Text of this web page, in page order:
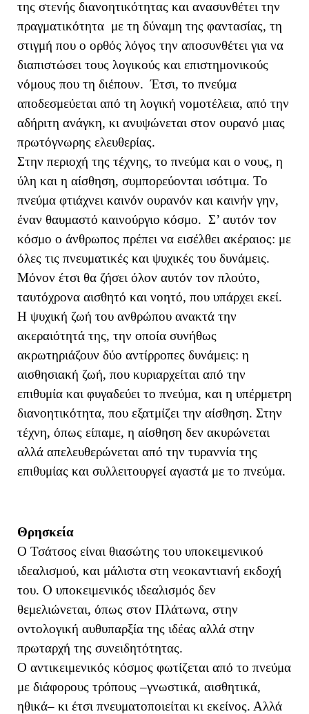
της στενής διανοητικότητας και ανασυνθέτει την
πραγματικότητα με τη δύναμη της φαντασίας, τη
στιγμή που ο ορθός λόγος την αποσυνθέτει για να
διαπιστώσει τους λογικούς και επιστημονικούς
νόμους που τη διέπουν. Έτσι, το πνεύμα
αποδεσμεύεται από τη λογική νομοτέλεια, από την
αδήριτη ανάγκη, κι ανυψώνεται στον ουρανό μιας
πρωτόγνωρης ελευθερίας.
Στην περιοχή της τέχνης, το πνεύμα και ο νους, η
ύλη και η αίσθηση, συμπορεύονται ισότιμα. Το
πνεύμα φτιάχνει καινόν ουρανόν και καινήν γην,
έναν θαυμαστό καινούργιο κόσμο. Σ’ αυτόν τον
κόσμο ο άνθρωπος πρέπει να εισέλθει ακέραιος: με
όλες τις πνευματικές και ψυχικές του δυνάμεις.
Μόνον έτσι θα ζήσει όλον αυτόν τον πλούτο,
ταυτόχρονα αισθητό και νοητό, που υπάρχει εκεί.
Η ψυχική ζωή του ανθρώπου ανακτά την
ακεραιότητά της, την οποία συνήθως
ακρωτηριάζουν δύο αντίρροπες δυνάμεις: η
αισθησιακή ζωή, που κυριαρχείται από την
επιθυμία και φυγαδεύει το πνεύμα, και η υπέρμετρη
διανοητικότητα, που εξατμίζει την αίσθηση. Στην
τέχνη, όπως είπαμε, η αίσθηση δεν ακυρώνεται
αλλά απελευθερώνεται από την τυραννία της
επιθυμίας και συλλειτουργεί αγαστά με το πνεύμα.
Θρησκεία
Ο Τσάτσος είναι θιασώτης του υποκειμενικού
ιδεαλισμού, και μάλιστα στη νεοκαντιανή εκδοχή
του. Ο υποκειμενικός ιδεαλισμός δεν
θεμελιώνεται, όπως στον Πλάτωνα, στην
οντολογική αυθυπαρξία της ιδέας αλλά στην
πρωταρχή της συνειδητότητας.
Ο αντικειμενικός κόσμος φωτίζεται από το πνεύμα
με διάφορους τρόπους –γνωστικά, αισθητικά,
ηθικά– κι έτσι πνευματοποιείται κι εκείνος. Αλλά